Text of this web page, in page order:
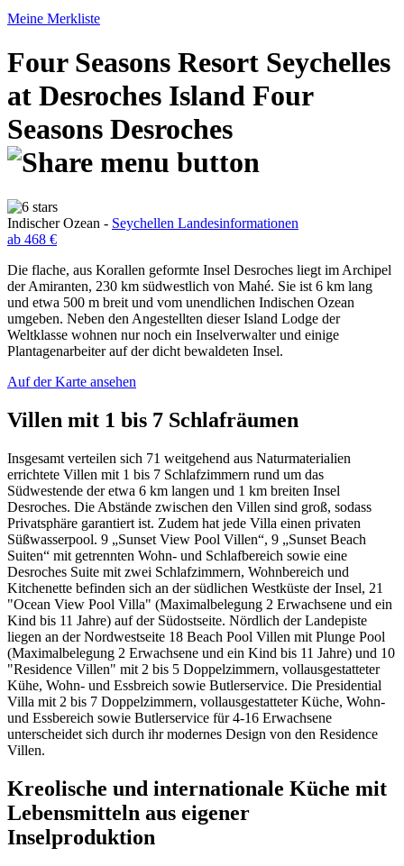
Meine Merkliste
Four Seasons Resort Seychelles
at Desroches Island Four
Seasons Desroches
Indischer Ozean - Seychellen Landesinformationen
ab 468 €
Die flache, aus Korallen geformte Insel Desroches liegt im Archipel
der Amiranten, 230 km südwestlich von Mahé. Sie ist 6 km lang
und etwa 500 m breit und vom unendlichen Indischen Ozean
umgeben. Neben den Angestellten dieser Island Lodge der
Weltklasse wohnen nur noch ein Inselverwalter und einige
Plantagenarbeiter auf der dicht bewaldeten Insel.
Auf der Karte ansehen
Villen mit 1 bis 7 Schlafräumen
Insgesamt verteilen sich 71 weitgehend aus Naturmaterialien
errichtete Villen mit 1 bis 7 Schlafzimmern rund um das
Südwestende der etwa 6 km langen und 1 km breiten Insel
Desroches. Die Abstände zwischen den Villen sind groß, sodass
Privatsphäre garantiert ist. Zudem hat jede Villa einen privaten
Süßwasserpool. 9 „Sunset View Pool Villen“, 9 „Sunset Beach
Suiten“ mit getrennten Wohn- und Schlafbereich sowie eine
Desroches Suite mit zwei Schlafzimmern, Wohnbereich und
Kitchenette befinden sich an der südlichen Westküste der Insel, 21
"Ocean View Pool Villa" (Maximalbelegung 2 Erwachsene und ein
Kind bis 11 Jahre) auf der Südostseite. Nördlich der Landepiste
liegen an der Nordwestseite 18 Beach Pool Villen mit Plunge Pool
(Maximalbelegung 2 Erwachsene und ein Kind bis 11 Jahre) und 10
"Residence Villen" mit 2 bis 5 Doppelzimmern, vollausgestatteter
Kühe, Wohn- und Essbreich sowie Butlerservice. Die Presidential
Villa mit 2 bis 7 Doppelzimmern, vollausgestatteter Küche, Wohn-
und Essbereich sowie Butlerservice für 4-16 Erwachsene
unterscheidet sich durch ihr modernes Design von den Residence
Villen.
Kreolische und internationale Küche mit
Lebensmitteln aus eigener
Inselproduktion